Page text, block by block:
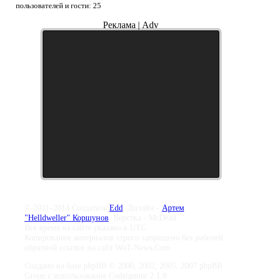
пользователей и гости: 25
Реклама | Adv
Edd
Артем
"Helldweller" Коршунов